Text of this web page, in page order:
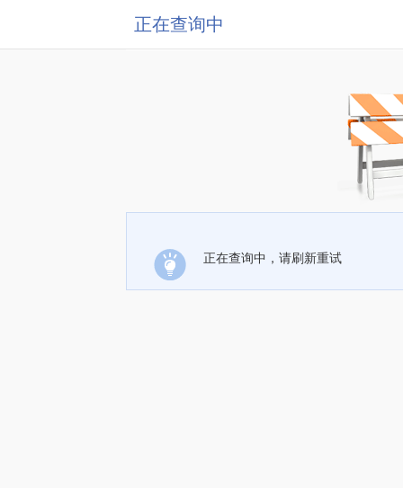
正在查询中
正在查询中，请刷新重试